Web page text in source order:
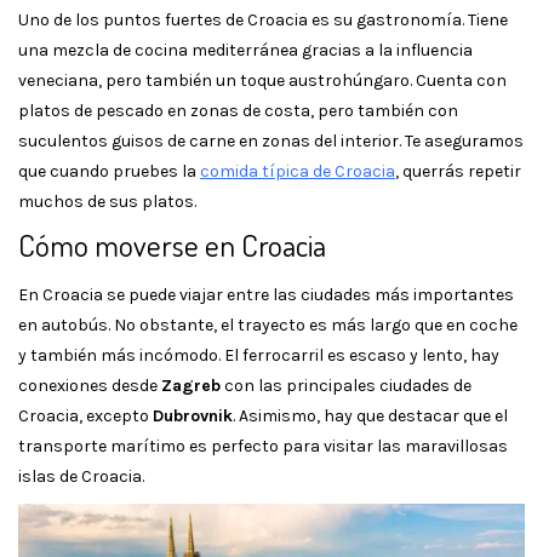
Uno de los puntos fuertes de Croacia es su gastronomía. Tiene
una mezcla de cocina mediterránea gracias a la influencia
veneciana, pero también un toque austrohúngaro. Cuenta con
platos de pescado en zonas de costa, pero también con
suculentos guisos de carne en zonas del interior. Te aseguramos
que cuando pruebes la comida típica de Croacia, querrás repetir
muchos de sus platos.
Cómo moverse en Croacia
En Croacia se puede viajar entre las ciudades más importantes
en autobús. No obstante, el trayecto es más largo que en coche
y también más incómodo. El ferrocarril es escaso y lento, hay
conexiones desde Zagrebcon las principales ciudades de
Croacia, excepto Dubrovnik. Asimismo, hay que destacar que el
transporte marítimo es perfecto para visitar las maravillosas
islas de Croacia.